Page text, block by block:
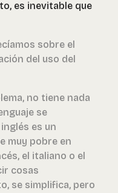
es inevitable que
sobre el
del uso del
no tiene nada
se
es un
muy pobre en
el italiano o el
cosas
se simplifica, pero